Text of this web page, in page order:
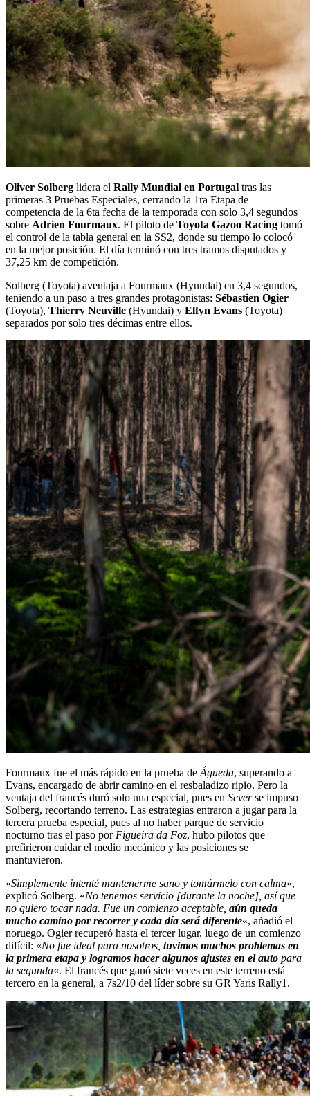
Oliver Solberg lidera el Rally Mundial en Portugal tras las
primeras 3 Pruebas Especiales, cerrando la 1ra Etapa de
competencia de la 6ta fecha de la temporada con solo 3,4 segundos
sobre Adrien Fourmaux. El piloto de Toyota Gazoo Racing tomó
el control de la tabla general en la SS2, donde su tiempo lo colocó
en la mejor posición. El día terminó con tres tramos disputados y
37,25 km de competición.
Solberg (Toyota) aventaja a Fourmaux (Hyundai) en 3,4 segundos,
teniendo a un paso a tres grandes protagonistas: Sébastien Ogier
(Toyota), Thierry Neuville (Hyundai) y Elfyn Evans (Toyota)
separados por solo tres décimas entre ellos.
Fourmaux fue el más rápido en la prueba de Águeda, superando a
Evans, encargado de abrir camino en el resbaladizo ripio. Pero la
ventaja del francés duró solo una especial, pues en Severse impuso
Solberg, recortando terreno. Las estrategias entraron a jugar para la
tercera prueba especial, pues al no haber parque de servicio
nocturno tras el paso por Figueira da Foz, hubo pilotos que
prefirieron cuidar el medio mecánico y las posiciones se
mantuvieron.
«Simplemente intenté mantenerme sano y tomármelo con calma«,
explicó Solberg. «No tenemos servicio [durante la noche], así que
no quiero tocar nada. Fue un comienzo aceptable, aún queda
mucho camino por recorrer y cada día será diferente«, añadió el
noruego. Ogier recuperó hasta el tercer lugar, luego de un comienzo
difícil: «No fue ideal para nosotros, tuvimos muchos problemas en
la primera etapa y logramos hacer algunos ajustes en el auto para
la segunda«. El francés que ganó siete veces en este terreno está
tercero en la general, a 7s2/10 del líder sobre su GR Yaris Rally1.